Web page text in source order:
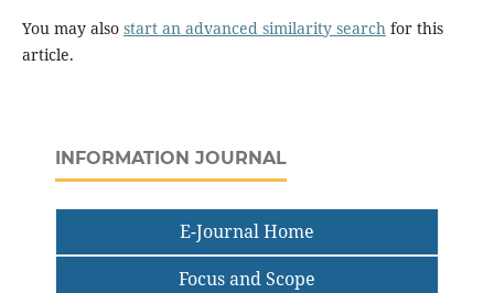
You may also start an advanced similarity searchfor this
article.
INFORMATION JOURNAL
E-Journal Home
Focus and Scope